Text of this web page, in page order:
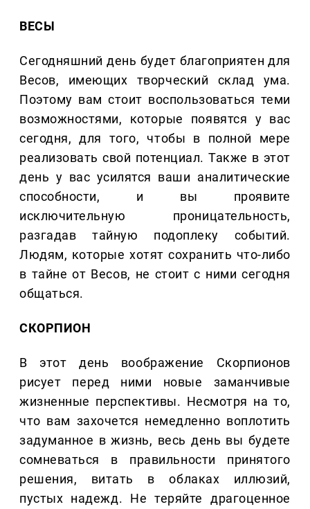
ВЕСЫ
Сегодняшний день будет благоприятен для
Весов, имеющих творческий склад ума.
Поэтому вам стоит воспользоваться теми
возможностями, которые появятся у вас
сегодня, для того, чтобы в полной мере
реализовать свой потенциал. Также в этот
день у вас усилятся ваши аналитические
способности, и вы проявите
исключительную проницательность,
разгадав тайную подоплеку событий.
Людям, которые хотят сохранить что-либо
в тайне от Весов, не стоит с ними сегодня
общаться.
СКОРПИОН
В этот день воображение Скорпионов
рисует перед ними новые заманчивые
жизненные перспективы. Несмотря на то,
что вам захочется немедленно воплотить
задуманное в жизнь, весь день вы будете
сомневаться в правильности принятого
решения, витать в облаках иллюзий,
пустых надежд. Не теряйте драгоценное